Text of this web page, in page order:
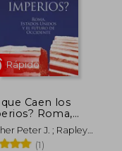
Caen los
Roma,
Unidos y el
de Occidente
Peter J. ; Rapley
(1)